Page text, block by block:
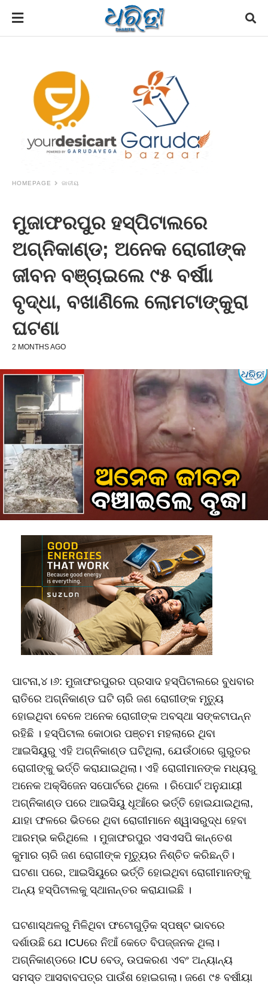
HOMEPAGE ଜାତୀୟ
ମୁଜାଫରପୁର ହସ୍ପିଟାଲରେ
ଅଗ୍ନିକାଣ୍ଡ; ଅନେକ ରୋଗୀଙ୍କ
ଜୀବନ ବଞ୍ଚାଇଲେ ୯୫ ବର୍ଷୀା
ବୃଦ୍ଧା, ବଖାଣିଲେ ଲୋମଟାଙ୍କୁରା
ଘଟଣା
2 MONTHS AGO
ପାଟନା,୪।୬: ମୁଜାଫରପୁରର ପ୍ରସାଦ ହସ୍ପିଟାଲରେ ବୁଧବାର
ରାତିରେ ଅଗ୍ନିକାଣ୍ଡ ଘଟି ଚାରି ଜଣ ରୋଗୀଙ୍କ ମୃତ୍ୟୁ
ହୋଇଥିବା ବେଳେ ଅନେକ ରୋଗୀଙ୍କ ଅବସ୍ଥା ସଙ୍କଟାପନ୍ନ
ରହିଛି । ହସ୍ପିଟାଲ କୋଠାର ପଞ୍ଚମ ମହଲାରେ ଥିବା
ଆଇସିୟୁରୁ ​​ଏହି ଅଗ୍ନିକାଣ୍ଡ ଘଟିଥିଲା, ଯେଉଁଠାରେ ଗୁରୁତର
ରୋଗୀଙ୍କୁ ଭର୍ତ୍ତି କରାଯାଇଥିଲା। ଏହି ରୋଗୀମାନଙ୍କ ମଧ୍ୟରୁ
ଅନେକ ଅକ୍ସିଜେନ ସପୋର୍ଟରେ ଥିଲେ । ରିପୋର୍ଟ ଅନୁଯାୟୀ
ଅଗ୍ନିକାଣ୍ଡ ପରେ ଆଇସିୟୁ ଧୂଆଁରେ ଭର୍ତ୍ତି ହୋଇଯାଇଥିଲା,
ଯାହା ଫଳରେ ଭିତରେ ଥିବା ରୋଗୀମାନେ ଶ୍ୱାସରୁଦ୍ଧ ହେବା
ଆରମ୍ଭ କରିଥିଲେ । ମୁଜାଫରପୁର ଏସଏସପି କାନ୍ତେଶ
କୁମାର ଚାରି ଜଣ ରୋଗୀଙ୍କ ମୃତ୍ୟୁର ନିଶ୍ଚିତ କରିଛନ୍ତି।
ଘଟଣା ପରେ, ଆଇସିୟୁରେ ଭର୍ତ୍ତି ହୋଇଥିବା ରୋଗୀମାନଙ୍କୁ
ଅନ୍ୟ ହସ୍ପିଟାଲକୁ ସ୍ଥାନାନ୍ତର କରାଯାଇଛି ।
ଘଟଣାସ୍ଥଳରୁ ମିଳିଥିବା ଫଟୋଗୁଡ଼ିକ ସ୍ପଷ୍ଟ ଭାବରେ
ଦର୍ଶାଉଛି ଯେ ICUରେ ନିଆଁ କେତେ ବିପଜ୍ଜନକ ଥିଲା।
ଅଗ୍ନିକାଣ୍ଡରେ ICU ବେଡ୍, ଉପକରଣ ଏବଂ ଅନ୍ୟାନ୍ୟ
ସମସ୍ତ ଆସବାବପତ୍ର ପାଉଁଶ ହୋଇଗଲା। ଜଣେ ୯୫ ବର୍ଷୀୟା